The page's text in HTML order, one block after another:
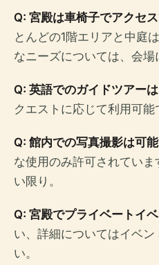
Q: 宮殿は車椅子でアクセ
とんどの1階エリアと中庭
なニーズについては、会場
Q: 英語でのガイドツアー
クエストに応じて利用可能
Q: 館内での写真撮影は可
な使用のみ許可されてい
い限り。
Q: 宮殿でプライベートイ
い、詳細についてはイベ
い。